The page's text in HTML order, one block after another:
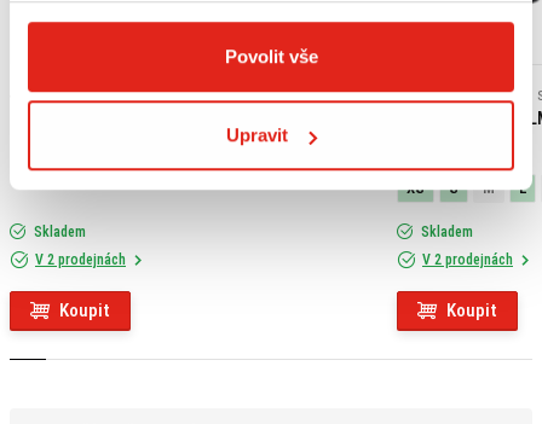
Povolit vše
Upravit
439 Kč s DPH
Skladem
V 2 prodejnách
Koupit
2 409 Kč
2 409 Kč
SHIRO ENDURO
XS S M L
Skladem
V 2 prodejnách
Koupit